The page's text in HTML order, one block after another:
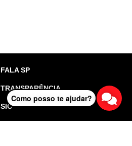
FALA SP
TRANSPARÊNCIA
SIC
Como posso te ajudar?